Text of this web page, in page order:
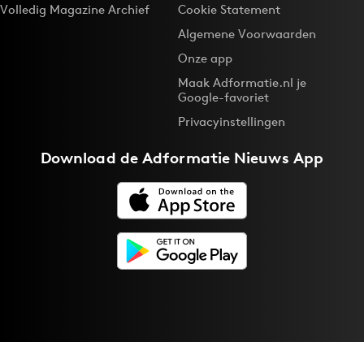
Volledig Magazine Archief
Cookie Statement
Algemene Voorwaarden
Onze app
Maak Adformatie.nl je
Google-favoriet
Privacyinstellingen
Download deAdformatie Nieuws App